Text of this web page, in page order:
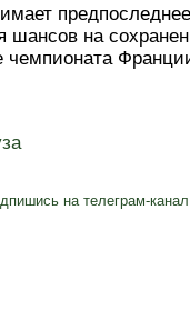
шансов на
чемпионата
на телеграм-